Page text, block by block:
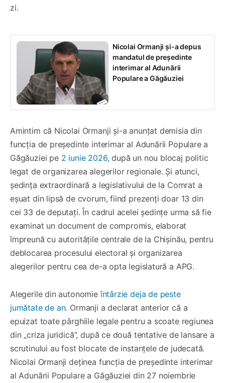
zi.
Nicolai Ormanji și-a depus
mandatul de președinte
interimar al Adunării
Populare a Găgăuziei
Amintim că Nicolai Ormanji și-a anunțat demisia din
funcția de președinte interimar al Adunării Populare a
Găgăuziei pe 2 iunie 2026, după un nou blocaj politic
legat de organizarea alegerilor regionale. Și atunci,
ședința extraordinară a legislativului de la Comrat a
eșuat din lipsă de cvorum, fiind prezenți doar 13 din
cei 33 de deputați. În cadrul acelei ședințe urma să fie
examinat un document de compromis, elaborat
împreună cu autoritățile centrale de la Chișinău, pentru
deblocarea procesului electoral și organizarea
alegerilor pentru cea de-a opta legislatură a APG.
Alegerile din autonomieîntârzie deja de peste
jumătate de an. Ormanji a declarat anterior că a
epuizat toate pârghiile legale pentru a scoate regiunea
din „criza juridică”, după ce două tentative de lansare a
scrutinului au fost blocate de instanțele de judecată.
Nicolai Ormanji deținea funcția de președinte interimar
al Adunării Populare a Găgăuziei din 27 noiembrie